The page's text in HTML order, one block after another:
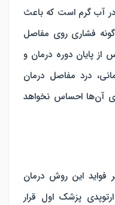
آب گرم است که باعث
فشاری روی مفاصل
پایان دوره درمان و
درد مفاصل درمان
آن‌ها احساس نخواهد
فواید این روش درمان
پزشک اول قرار